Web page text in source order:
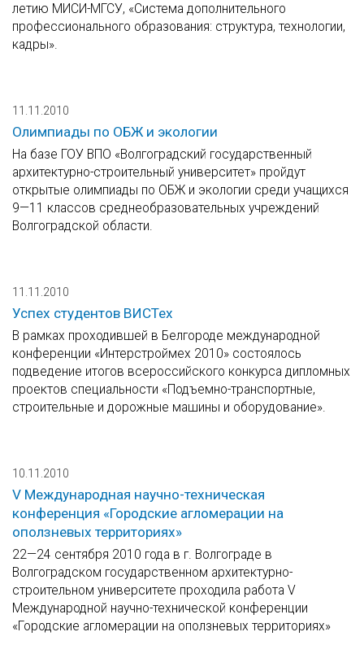
летию МИСИ-МГСУ, «Система дополнительного
профессионального образования: структура, технологии,
кадры».
11.11.2010
Олимпиады по ОБЖ и экологии
На базе ГОУ ВПО «Волгоградский государственный
архитектурно-строительный университет» пройдут
открытые олимпиады по ОБЖ и экологии среди учащихся
9—11 классов среднеобразовательных учреждений
Волгоградской области.
11.11.2010
Успех студентов ВИСТех
В рамках проходившей в Белгороде международной
конференции «Интерстроймех 2010» состоялось
подведение итогов всероссийского конкурса дипломных
проектов специальности «Подъемно-транспортные,
строительные и дорожные машины и оборудование».
10.11.2010
V Международная научно-техническая
конференция «Городские агломерации на
оползневых территориях»
22—24 сентября 2010 года в г. Волгограде в
Волгоградском государственном архитектурно-
строительном университете проходила работа V
Международной научно-технической конференции
«Городские агломерации на оползневых территориях»